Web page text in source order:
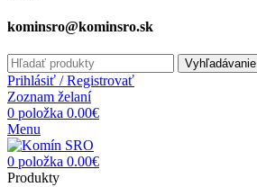
kominsro@kominsro.sk
Vyhľadávanie
Prihlásiť / Registrovať
Zoznam želaní
0 položka 0.00€
Menu
0 položka 0.00€
Produkty